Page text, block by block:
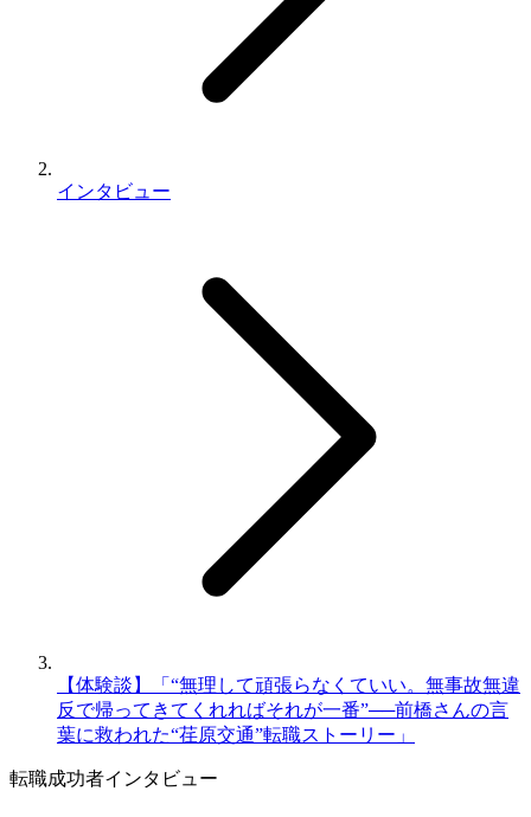
インタビュー
【体験談】「“無理して頑張らなくていい。無事故無違
反で帰ってきてくれればそれが一番”──前橋さんの言
葉に救われた“荏原交通”転職ストーリー」
転職成功者インタビュー